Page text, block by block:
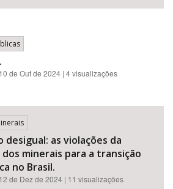
10 de Out de 2024 | 4 visualizações
desigual: as violações da
minerais para a transição
no Brasil.
12 de Dez de 2024 | 11 visualizações